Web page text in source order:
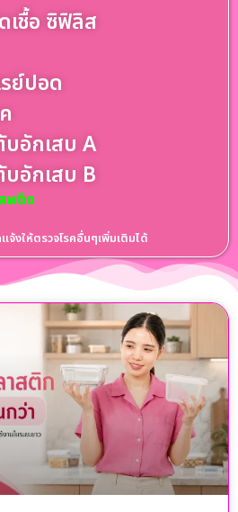
เชื้อ ซิฟิลิส
ย์ปอด
บอักเสบ A
บอักเสบ B
พติด
จ้งให้ตรวจโรคอื่นๆเพิ่มเติมได้